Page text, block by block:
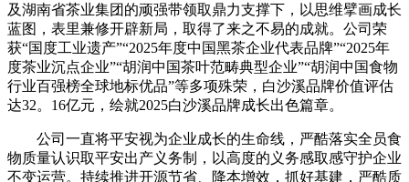
及湖南省茶业集团的顽强带领取鼎力支撑下，以思维擘画成长
蓝图，表里兼修开辟新局，取得了来之不易的成就。公司荣
获“国度工业遗产”“2025年度中国黑茶企业代表品牌”“2025年
度茶业沉点企业”“胡润中国茶叶范畴典型企业”“胡润中国食物
行业百强榜全球地标优品”等多项殊荣，白沙溪品牌价值评估
达32。16亿元，绘就2025白沙溪品牌成长出色篇章。
公司一直将平安视为企业成长的生命线，严酷落实全员食
物质量认识取平安出产义务制，以高度的义务感取感守护企业
不变运营。持续推进开源节省、降本增效，抓好基建，严酷质